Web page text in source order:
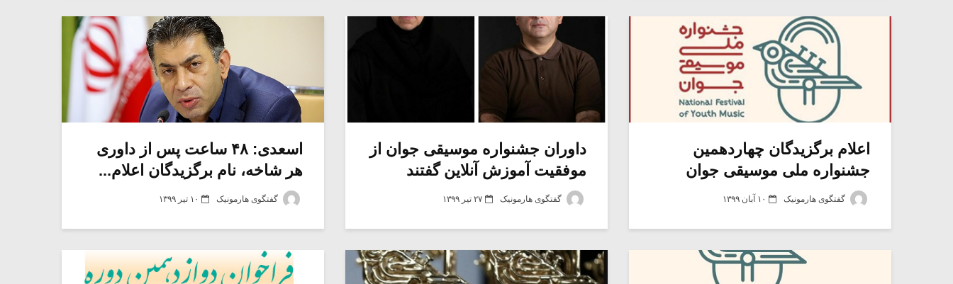
اعلام برگزیدگان چهاردهمین
جشنواره ملی موسیقی جوان
گفتگوی هارمونیک ۱۰ آبان ۱۳۹۹
داوران جشنواره موسیقی جوان از
موفقیت آموزش آنلاین گفتند
گفتگوی هارمونیک ۲۷ تیر ۱۳۹۹
اسعدی: ۴۸ ساعت پس از داوری
هر شاخه، نام برگزیدگان اعلام...
گفتگوی هارمونیک ۱۰ تیر ۱۳۹۹
میکلوش روژا